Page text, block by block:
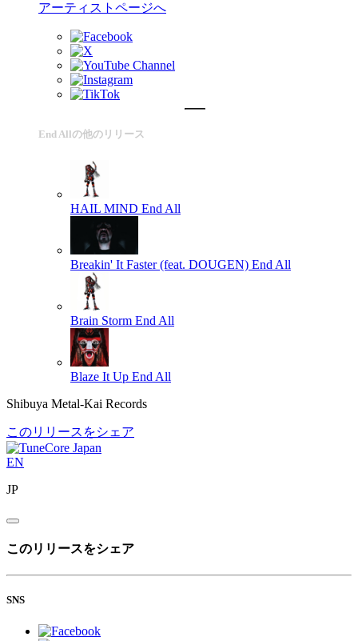
アーティストページへ
End Allの他のリリース
HAIL MIND End All
Breakin' It Faster (feat. DOUGEN) End All
Brain Storm End All
Blaze It Up End All
Shibuya Metal-Kai Records
このリリースをシェア
EN
JP
このリリースをシェア
SNS